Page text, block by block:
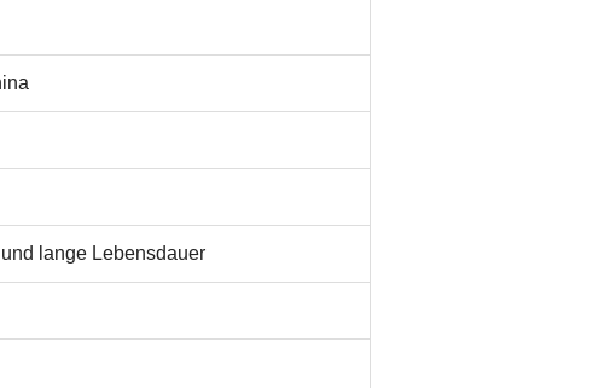
lange Lebensdauer